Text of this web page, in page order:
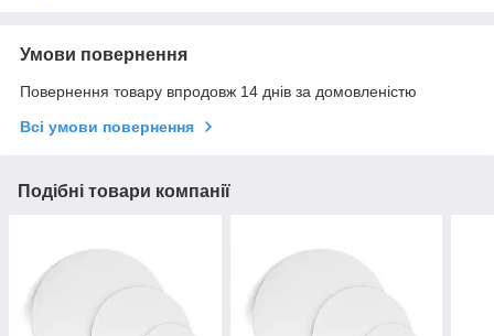
Умови повернення
Повернення товару впродовж 14 днів за домовленістю
Всі умови повернення
Подібні товари компанії